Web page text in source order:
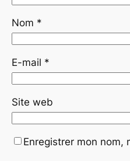
Nom *
E-mail *
Site web
Enregistrer mon nom,